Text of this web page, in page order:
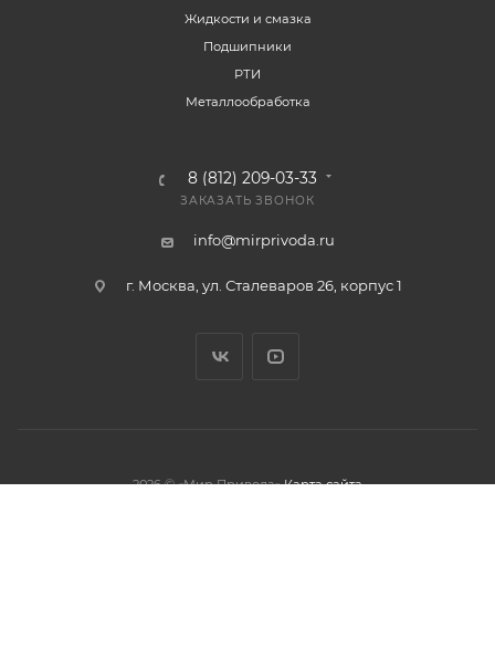
Жидкости и смазка
Подшипники
РТИ
Металлообработка
8 (812) 209-03-33
ЗАКАЗАТЬ ЗВОНОК
info@mirprivoda.ru
г. Москва, ул. Сталеваров 26, корпус 1
2026 © «Мир Привода» Карта сайта